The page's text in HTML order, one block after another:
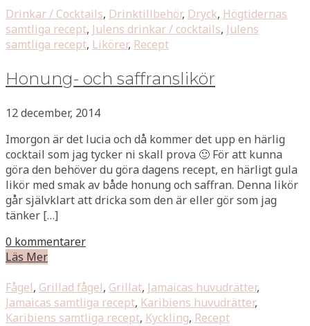
Drinkar / Cocktails, Drinktillbehör, Dryck, Högtidernas
samtliga recept, Julens drinkar / cocktails, Julens
samtliga recept, Likörer, Recept
Honung- och saffranslikör
12 december, 2014
Imorgon är det lucia och då kommer det upp en härlig
cocktail som jag tycker ni skall prova 🙂 För att kunna
göra den behöver du göra dagens recept, en härligt gula
likör med smak av både honung och saffran. Denna likör
går självklart att dricka som den är eller gör som jag
tänker […]
0 kommentarer
Läs Mer
Fågel, Grillad fågel, Grillat, Jamaicas huvudrätter,
Jamaicas samtliga recept, Karibiens huvudrätter,
Karibiens samtliga recept, Kyckling, Recept